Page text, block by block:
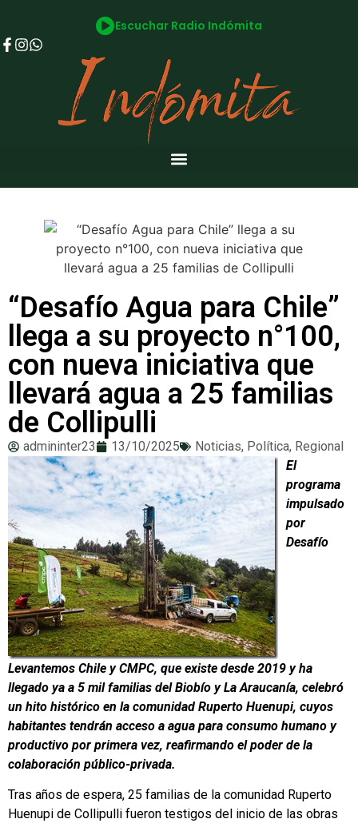
Escuchar Radio Indómita
“Desafío Agua para Chile”
llega a su proyecto n°100,
con nueva iniciativa que
llevará agua a 25 familias
de Collipulli
admininter23 13/10/2025 Noticias, Política, Regional
El
programa
impulsado
por
Desafío
Levantemos Chile y CMPC, que existe desde 2019 y ha
llegado ya a 5 mil familias del Biobío y La Araucanía, celebró
un hito histórico en la comunidad Ruperto Huenupi, cuyos
habitantes tendrán acceso a agua para consumo humano y
productivo por primera vez, reafirmando el poder de la
colaboración público-privada.
Tras años de espera, 25 familias de la comunidad Ruperto
Huenupi de Collipulli fueron testigos del inicio de las obras